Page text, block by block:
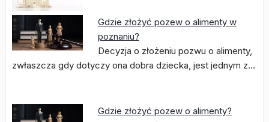
Gdzie złożyć pozew o alimenty w
poznaniu?
Decyzja o złożeniu pozwu o alimenty,
zwłaszcza gdy dotyczy ona dobra dziecka, jest jednym z…
Gdzie złożyć pozew o alimenty?